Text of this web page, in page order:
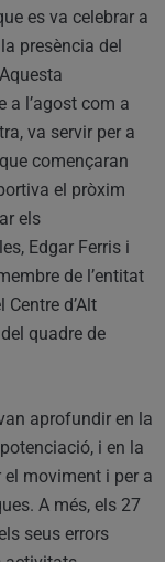
es va celebrar a
presència del
a l’agost com a
va servir per a
començaran
el pròxim
els
Edgar Ferris i
de l’entitat
d’Alt
quadre de
aprofundir en la
i en la
moviment i per a
A més, els 27
seus errors